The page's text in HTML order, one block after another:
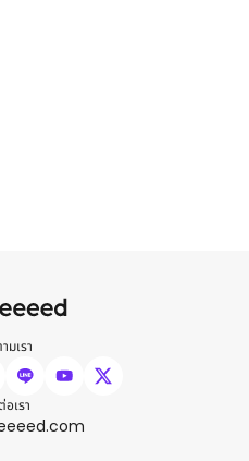
มเรา
เรา